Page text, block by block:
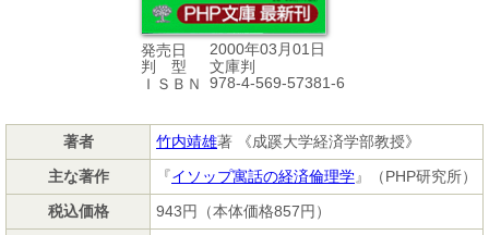
発売日
2000年03月01日
判 型
文庫判
ＩＳＢＮ
978-4-569-57381-6
著者 竹内靖雄著 《成蹊大学経済学部教授》
主な著作
『イソップ寓話の経済倫理学』（PHP研究所）
税込価格
943円（本体価格857円）